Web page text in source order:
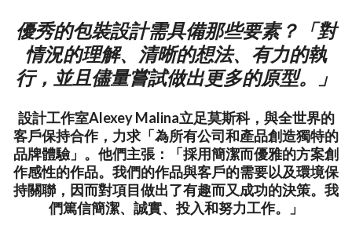
優秀的包裝設計需具備那些要素？「對
情況的理解、清晰的想法、有力的執
行，並且儘量嘗試做出更多的原型。」
設計工作室Alexey Malina立足莫斯科，與全世界的
客戶保持合作，力求「為所有公司和產品創造獨特的
品牌體驗」。他們主張：「採用簡潔而優雅的方案創
作感性的作品。我們的作品與客戶的需要以及環境保
持關聯，因而對項目做出了有趣而又成功的決策。我
們篤信簡潔、誠實、投入和努力工作。」